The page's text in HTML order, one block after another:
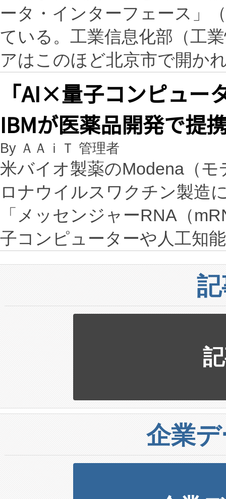
ータ・インターフェース」
ている。工業信息化部（工
アはこのほど北京市で開か
「AI×量子コンピュ
IBMが医薬品開発で提
By ＡＡｉＴ 管理者
米バイオ製薬のModena（
ロナウイルスワクチン製造
「メッセンジャーRNA（
子コンピューターや人工知
企業